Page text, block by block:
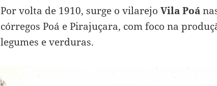
Por volta de 1910, surge o vilarejo Vila Poá
córregos Poá e Pirajuçara, com foco na
legumes e verduras.